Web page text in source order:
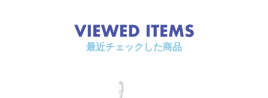
最近チェックした商品